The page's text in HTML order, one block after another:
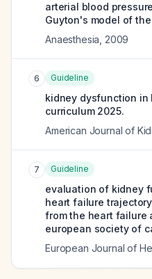
arterial blood
Guyton's model of
Anaesthesia 2009
6 Guideline
kidney dysfunction in
curriculum 2025.
American Journal of
7 Guideline
evaluation of kidney
heart failure
from the heart failure
european society of
European Journal of